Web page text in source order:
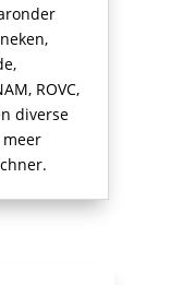
ROVC,
diverse
meer